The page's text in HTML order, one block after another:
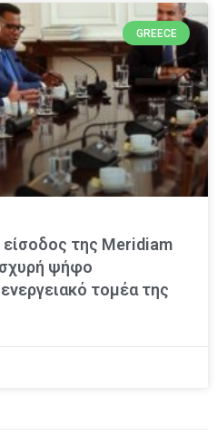
GREECE
της Meridiam
ψήφο
τομέα της